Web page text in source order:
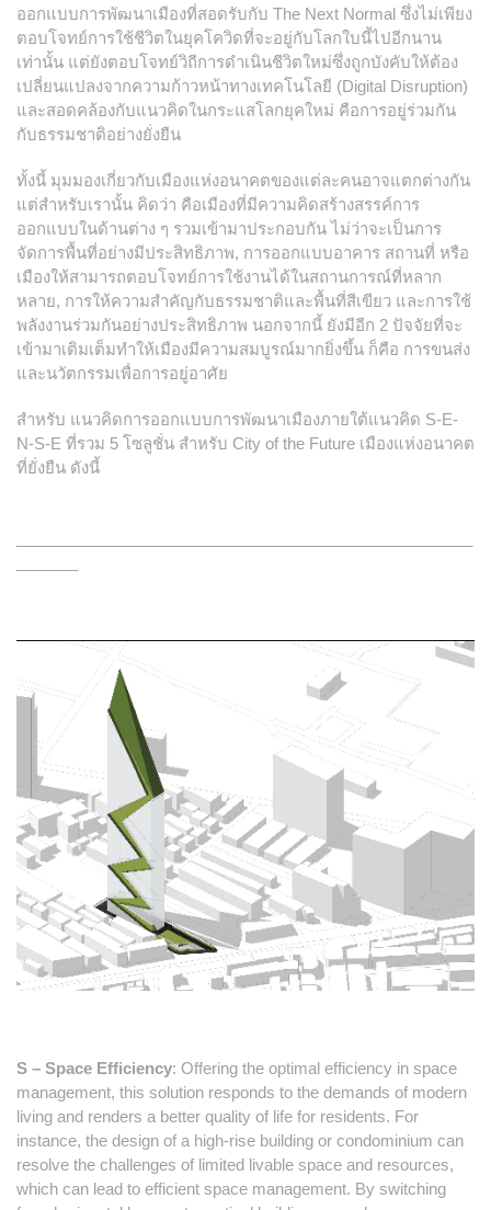
ออกแบบการพัฒนาเมืองที่สอดรับกับ The Next Normal ซึ่งไม่เพียง
ตอบโจทย์การใช้ชีวิตในยุคโควิดที่จะอยู่กับโลกใบนี้ไปอีกนาน
เท่านั้น แต่ยังตอบโจทย์วิถีการดำเนินชีวิตใหม่ซึ่งถูกบังคับให้ต้อง
เปลี่ยนแปลงจากความก้าวหน้าทางเทคโนโลยี (Digital Disruption)
และสอดคล้องกับแนวคิดในกระแสโลกยุคใหม่ คือการอยู่ร่วมกัน
กับธรรมชาติอย่างยั่งยืน
ทั้งนี้ มุมมองเกี่ยวกับเมืองแห่งอนาคตของแต่ละคนอาจแตกต่างกัน
แต่สำหรับเรานั้น คิดว่า คือเมืองที่มีความคิดสร้างสรรค์การ
ออกแบบในด้านต่าง ๆ รวมเข้ามาประกอบกัน ไม่ว่าจะเป็นการ
จัดการพื้นที่อย่างมีประสิทธิภาพ, การออกแบบอาคาร สถานที่ หรือ
เมืองให้สามารถตอบโจทย์การใช้งานได้ในสถานการณ์ที่หลาก
หลาย, การให้ความสำคัญกับธรรมชาติและพื้นที่สีเขียว และการใช้
พลังงานร่วมกันอย่างประสิทธิภาพ นอกจากนี้ ยังมีอีก 2 ปัจจัยที่จะ
เข้ามาเติมเต็มทำให้เมืองมีความสมบูรณ์มากยิ่งขึ้น ก็คือ การขนส่ง
และนวัตกรรมเพื่อการอยู่อาศัย
สำหรับ แนวคิดการออกแบบการพัฒนาเมืองภายใต้แนวคิด S-E-
N-S-E ที่รวม 5 โซลูชั่น สำหรับ City of the Future เมืองแห่งอนาคต
ที่ยั่งยืน ดังนี้
S – Space Efficiency: Offering the optimal efficiency in space
management, this solution responds to the demands of modern
living and renders a better quality of life for residents. For
instance, the design of a high-rise building or condominium can
resolve the challenges of limited livable space and resources,
which can lead to efficient space management. By switching